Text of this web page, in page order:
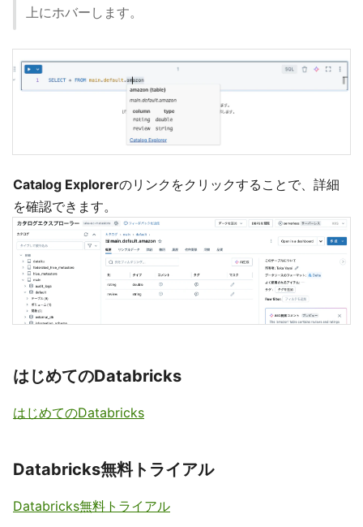
上にホバーします。
Catalog Explorerのリンクをクリックすることで、詳細
を確認できます。
はじめてのDatabricks
はじめてのDatabricks
Databricks無料トライアル
Databricks無料トライアル